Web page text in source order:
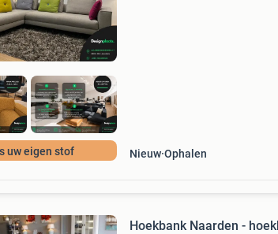
uw eigen stof Nieuw Ophalen
Hoekbank Naarden -